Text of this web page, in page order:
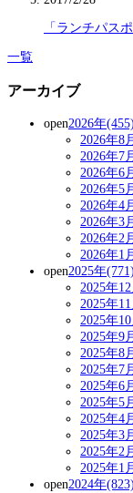
「ランチパス
一覧
アーカイブ
open2026年(455)
2026年8
2026年7
2026年6
2026年5
2026年4
2026年3
2026年2
2026年1
open2025年(771)
2025年
2025年
2025年
2025年9
2025年8
2025年7
2025年6
2025年5
2025年4
2025年3
2025年2
2025年1
open2024年(823)